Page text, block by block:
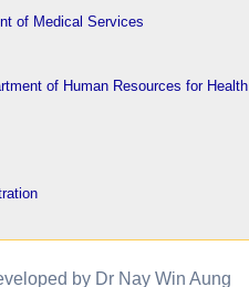
of Medical Services
of Human Resources for Health
by Dr Nay Win Aung